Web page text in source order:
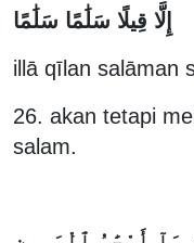
illā qīlan salāman
26. akan tetapi
salam.